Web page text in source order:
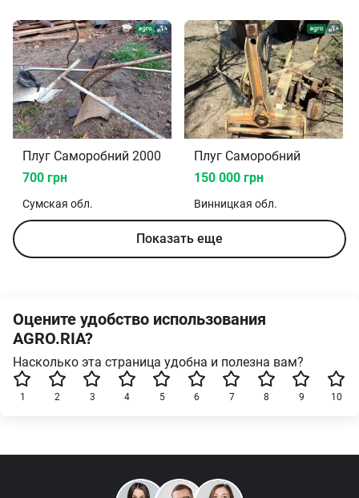
Плуг Саморобний 2000
700 грн
Сумская обл.
Плуг Саморобний
150 000 грн
Винницкая обл.
Показать еще
Оцените удобство использования
AGRO.RIA?
Насколько эта страница удобна и полезна вам?
10
9
8
7
6
5
4
3
2
1